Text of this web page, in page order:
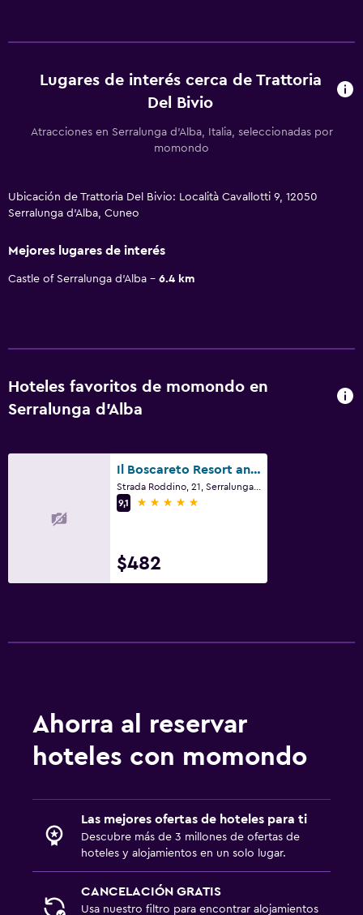
Lugares de interés cerca de Trattoria
Del Bivio
Atracciones en Serralunga d'Alba, Italia, seleccionadas por
momondo
Ubicación de Trattoria Del Bivio: Località Cavallotti 9, 12050
Serralunga d'Alba, Cuneo
Mejores lugares de interés
Castle of Serralunga d'Alba 6.4 km
Hoteles favoritos de momondo en
Serralunga d'Alba
Il Boscareto Resort and Spa
9,1
5 estrellas
$482
Ahorra al reservar
hoteles con momondo
Las mejores ofertas de hoteles para ti
Descubre más de 3 millones de ofertas de
hoteles y alojamientos en un solo lugar.
CANCELACIÓN GRATIS
Usa nuestro filtro para encontrar alojamientos